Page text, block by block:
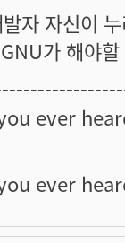
자 자신이
가 해야
ever
ever